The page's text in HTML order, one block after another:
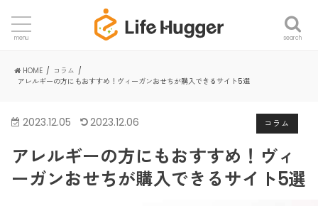
search
menu
HOME
コラム
アレルギーの方にもおすすめ！ヴィーガンおせちが購入できるサイト5選
コラム
2023.12.05 2023.12.06
アレルギーの方にもおすすめ！ヴィ
ーガンおせちが購入できるサイト5選